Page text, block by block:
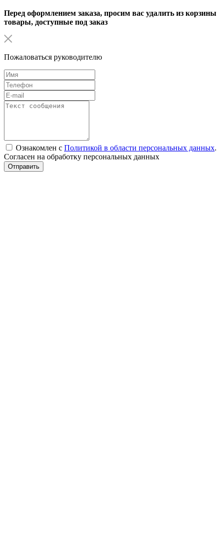
Перед оформлением заказа, просим вас удалить из корзины
товары, доступные под заказ
Пожаловаться руководителю
Ознакомлен с Политикой в области персональных данных.
Согласен на обработку персональных данных
Отправить